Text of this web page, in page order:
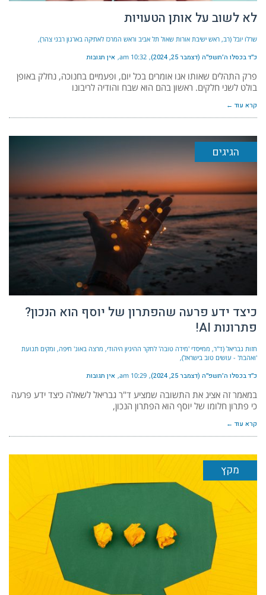
לא לשוב על אותן הטעויות
שרלו יובל (רב, ראש ישיבת אורות שאול תל אביב וראש המרכז לאתיקה בארגון רבני צהר)
כ״ד בכסלו ה׳תשפ״ה (דצמבר 25, 2024) 10:32 am אין תגובות
פרק התהלים שאותו אנו אומרים בכל יום, ופעמיים בחנוכה, נחלק באופן
בולט לשני חלקים. ראשון בהם הוא שבח והודיה לריבונו
קרא עוד ←
הגיגים
כיצד ידע פרעה שהפתרון של יוסף הוא הנכון?
פתרונות AI!
חזות גבריאל (ד"ר, ממייסדי 'מידה טובה' לחקר ההיגיון היהודי, מרצה באונ' חיפה, ומקים תנועת
'ואהבת' - עושים טוב בישראל)
כ״ד בכסלו ה׳תשפ״ה (דצמבר 25, 2024) 10:29 am אין תגובות
במאמר זה אציג את התשובה שמציע ד"ר גבריאל לשאלה כיצד ידע פרעה
כי פתרון חלומו של יוסף הוא הפתרון הנכון,
קרא עוד ←
מקץ